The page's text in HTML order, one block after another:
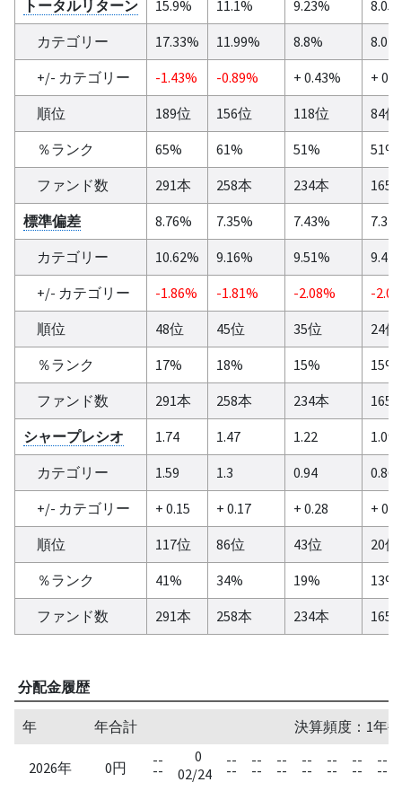
トータルリターン
15.9% 11.1% 9.23%
カテゴリー
17.33% 11.99% 8.8%
+/- カテゴリー
-1.43% -0.89% + 0.43%
+
順位
189位 156位 118位
84位
％ランク
65% 61% 51%
51%
ファンド数
291本 258本 234本
165
標準偏差
8.76% 7.35% 7.43%
カテゴリー
10.62% 9.16% 9.51%
+/- カテゴリー
-1.86% -1.81% -2.08%
-
順位
48位 45位 35位
24位
％ランク
17% 18% 15%
15%
ファンド数
291本 258本 234本
165
シャープレシオ
1.74 1.47 1.22
1.09
カテゴリー
1.59 1.3 0.94
0.86
+/- カテゴリー
+ 0.15 + 0.17 + 0.28
+
順位
117位 86位 43位
20位
％ランク
41% 34% 19%
13%
ファンド数
291本 258本 234本 165
分配金履歴
年 年合計 決算頻度：1年
2026年 0円 --
--
0
02/24
--
--
--
--
--
--
--
--
--
--
--
--
--
--